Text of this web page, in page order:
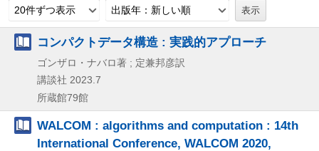
20件ずつ表示 出版年：新しい順
コンパクトデータ構造 : 実践的アプローチ
ゴンザロ・ナバロ著 ; 定兼邦彦訳
講談社 2023.7
所蔵館79館
WALCOM : algorithms and computation : 14th
International Conference, WALCOM 2020,